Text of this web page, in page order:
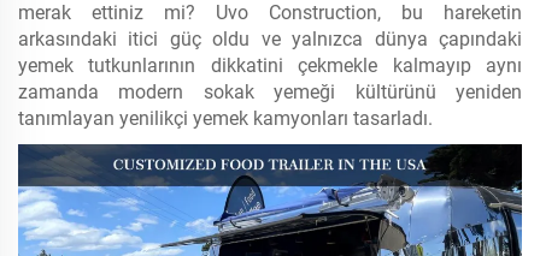
merak ettiniz mi? Uvo Construction, bu hareketin
arkasındaki itici güç oldu ve yalnızca dünya çapındaki
yemek tutkunlarının dikkatini çekmekle kalmayıp aynı
zamanda modern sokak yemeği kültürünü yeniden
tanımlayan yenilikçi yemek kamyonları tasarladı.